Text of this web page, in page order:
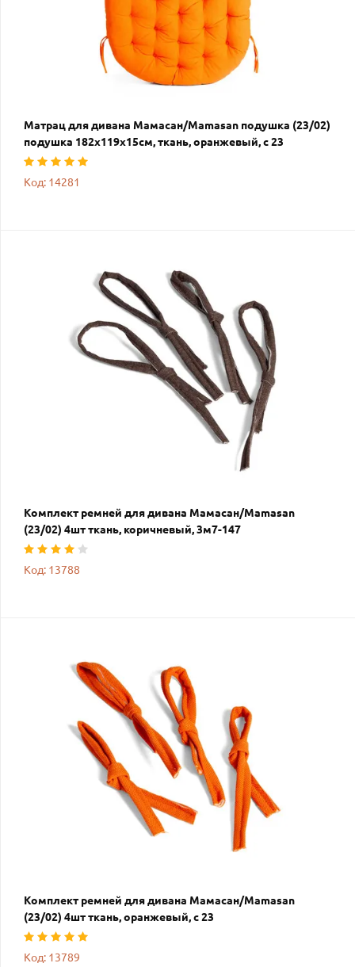
Матрац для дивана Мамасан/Mamasan подушка (23/02)
подушка 182х119х15см, ткань, оранжевый, с 23
Код: 14281
Комплект ремней для дивана Мамасан/Mamasan
(23/02) 4шт ткань, коричневый, 3м7-147
Код: 13788
Комплект ремней для дивана Мамасан/Mamasan
(23/02) 4шт ткань, оранжевый, с 23
Код: 13789